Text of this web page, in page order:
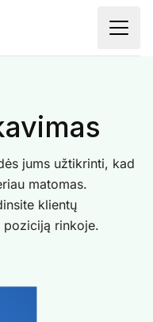
jums užtikrinti, kad
matomas.
klientų
poziciją rinkoje.